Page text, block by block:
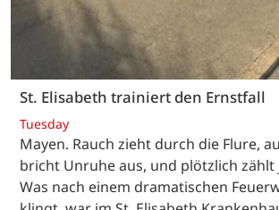
St. Elisabeth trainiert den Ernstfall
Tuesday
Mayen. Rauch zieht durch die Flure,
bricht Unruhe aus, und plötzlich zählt
Was nach einem dramatischen